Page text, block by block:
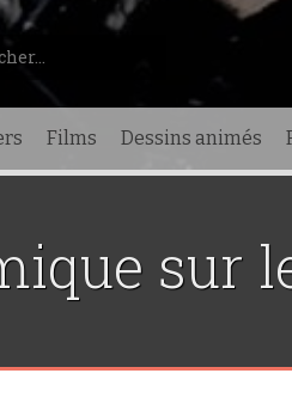
Films Dessins animés
sur